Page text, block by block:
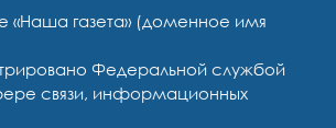
«Наша газета» (доменное имя
Федеральной службой
связи, информационных